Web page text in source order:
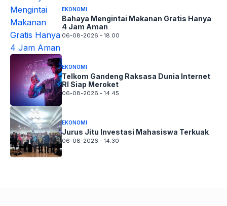
EKONOMI
Bahaya Mengintai Makanan Gratis Hanya
4 Jam Aman
06-08-2026 - 18.00
EKONOMI
Telkom Gandeng Raksasa Dunia Internet
RI Siap Meroket
06-08-2026 - 14.45
EKONOMI
Jurus Jitu Investasi Mahasiswa Terkuak
06-08-2026 - 14.30